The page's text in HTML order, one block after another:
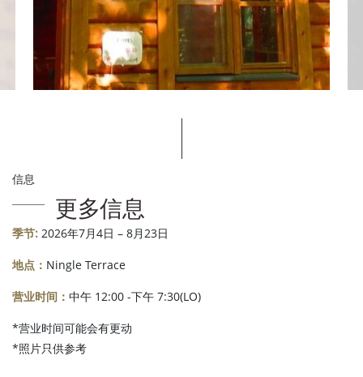
信息
更多信息
季节: 2026年7月4日 – 8月23日
地点： Ningle Terrace
营业时间： 中午 12:00 -下午 7:30(LO)
*营业时间可能会有更动
*照片只供参考